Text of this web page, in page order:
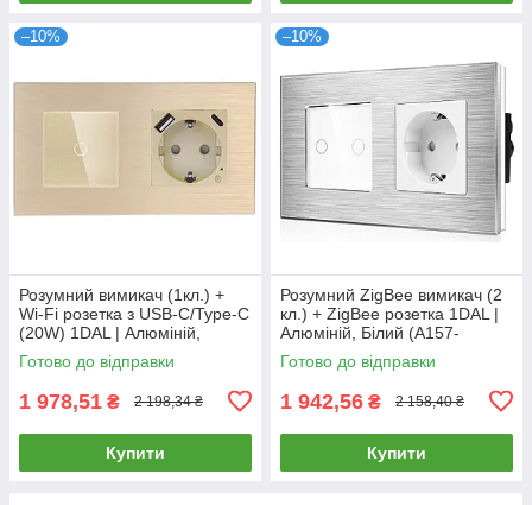
–10%
Розумний вимикач (1кл.) +
Wi-Fi розетка з USB-C/Type-C
(20W) 1DAL | Алюміній,
Золото (A157-GSW1G.WF-
STUTC.WF.GD)
Готово до відправки
1 978,51 ₴ 2 198,34 ₴
Купити
–10%
Розумний ZigBee вимикач (2
кл.) + ZigBee розетка 1DAL |
Алюміній, Білий (A157-
GSW2G.ZB-ST.ZB.WT)
Готово до відправки
1 942,56 ₴ 2 158,40 ₴
Купити